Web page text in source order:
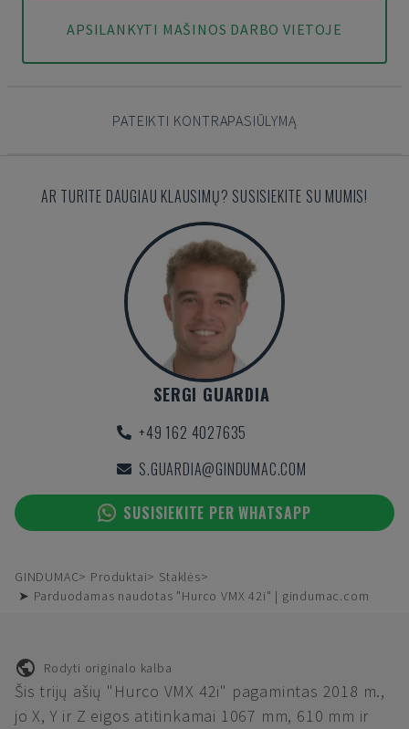
APSILANKYTI MAŠINOS DARBO VIETOJE
PATEIKTI KONTRAPASIŪLYMĄ
AR TURITE DAUGIAU KLAUSIMŲ? SUSISIEKITE SU MUMIS!
SERGI GUARDIA
+49 162 4027635
S.GUARDIA@GINDUMAC.COM
SUSISIEKITE PER WHATSAPP
GINDUMAC Produktai
Staklės
➤ Parduodamas naudotas "Hurco VMX 42i" | gindumac.com
Rodyti originalo kalba
Šis trijų ašių "Hurco VMX 42i" pagamintas 2018 m.,
jo X, Y ir Z eigos atitinkamai 1067 mm, 610 mm ir